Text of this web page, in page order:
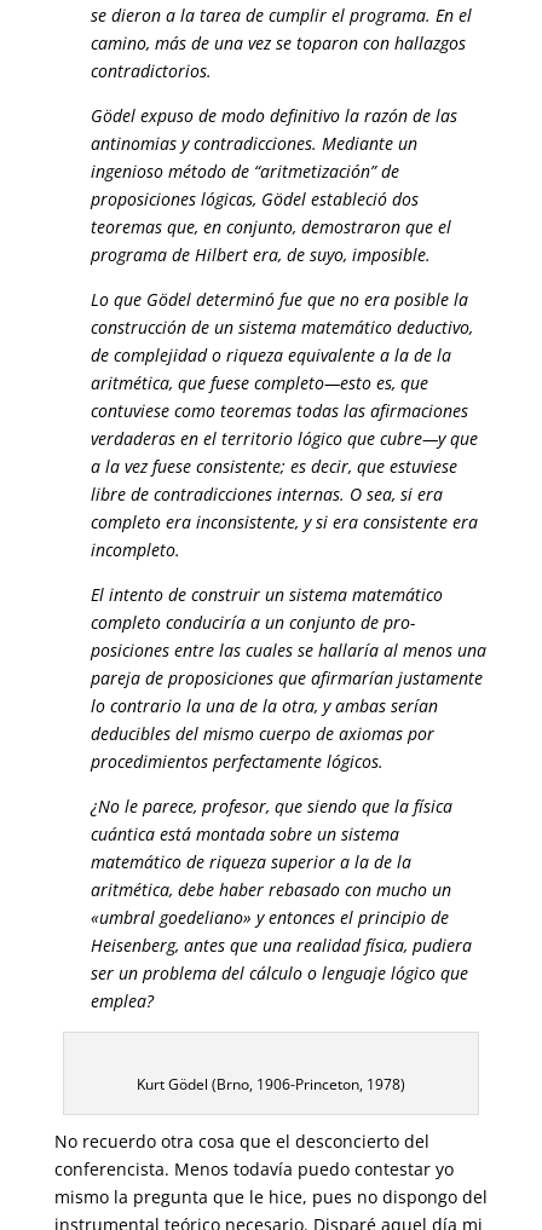
se dieron a la tarea de cumplir el pro­grama. En el
camino, más de una vez se toparon con hallazgos
contradicto­rios.
Gödel expuso de modo definitivo la razón de las
antinomias y contradicciones. Mediante un
ingenioso método de “aritmetización” de
proposiciones lógicas, Gödel estableció dos
teoremas que, en conjunto, de­mostraron que el
programa de Hilbert era, de suyo, imposi­ble.
Lo que Gödel determinó fue que no era posible la
construcción de un sistema matemático deductivo,
de complejidad o riqueza equivalente a la de la
aritmética, que fuese completo—esto es, que
contuviese como teoremas to­das las afirmaciones
verdaderas en el territorio ló­gico que cubre—y que
a la vez fuese consistente; es decir, que estuviese
libre de contradicciones internas. O sea, si era
completo era inconsistente, y si era consistente era
incompleto.
El intento de construir un sistema matemático
completo conduciría a un conjunto de pro­
posiciones entre las cuales se hallaría al menos una
pareja de proposiciones que afirmarían jus­tamente
lo contrario la una de la otra, y ambas serían
deducibles del mismo cuerpo de axiomas por
procedimientos perfectamente lógicos.
¿No le parece, profesor, que siendo que la física
cuántica está montada sobre un sistema
matemático de riqueza superior a la de la
aritmética, debe haber rebasado con mucho un
«umbral goedeliano» y entonces el principio de
Heisenberg, antes que una realidad física, pudiera
ser un problema del cálculo o lenguaje lógico que
emplea?
Kurt Gödel (Brno, 1906-Princeton, 1978)
No recuerdo otra cosa que el desconcierto del
conferencista. Menos todavía puedo contestar yo
mismo la pregunta que le hice, pues no dispongo del
instrumental teórico necesario. Disparé aquel día mi